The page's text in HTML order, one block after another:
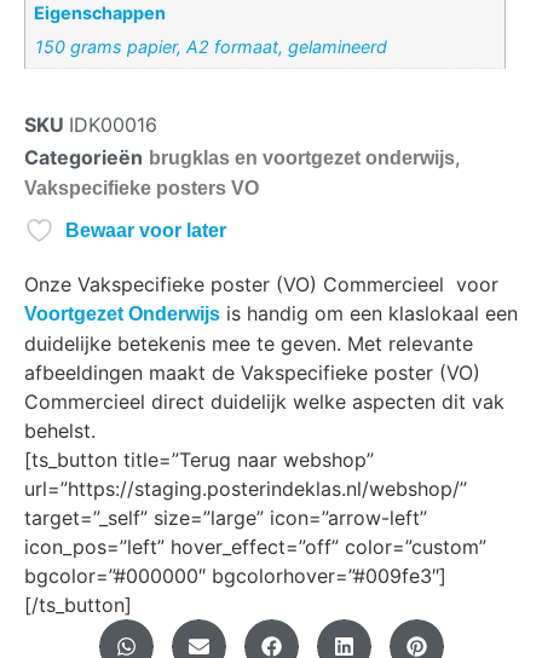
Eigenschappen
150 grams papier, A2 formaat, gelamineerd
SKU IDK00016
Categorieën brugklas en voortgezet onderwijs,
Vakspecifieke posters VO
Bewaar voor later
Onze Vakspecifieke poster (VO) Commercieel voor
Voortgezet Onderwijs is handig om een klaslokaal een
duidelijke betekenis mee te geven. Met relevante
afbeeldingen maakt de Vakspecifieke poster (VO)
Commercieel direct duidelijk welke aspecten dit vak
behelst.
[ts_button title=”Terug naar webshop”
url=”https://staging.posterindeklas.nl/webshop/”
target=”_self” size=”large” icon=”arrow-left”
icon_pos=”left” hover_effect=”off” color=”custom”
bgcolor=”#000000″ bgcolorhover=”#009fe3″]
[/ts_button]